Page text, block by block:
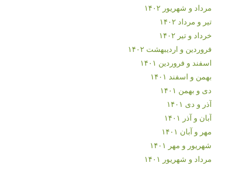
مرداد و شهریور ۱۴۰۲
تیر و مرداد ۱۴۰۲
خرداد و تیر ۱۴۰۲
فروردین و اردیبهشت ۱۴۰۲
اسفند و فروردین ۱۴۰۱
بهمن و اسفند ۱۴۰۱
دی و بهمن ۱۴۰۱
آذر و دی ۱۴۰۱
آبان و آذر ۱۴۰۱
مهر و آبان ۱۴۰۱
شهریور و مهر ۱۴۰۱
مرداد و شهریور ۱۴۰۱